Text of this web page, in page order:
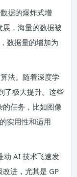
据的爆炸式增
，海量的数据被
数据量的增加为
法。随着深度学
了极大提升。这些
任务，比如图像
实用性和适用
动 AI 技术飞速发
进，尤其是 GP